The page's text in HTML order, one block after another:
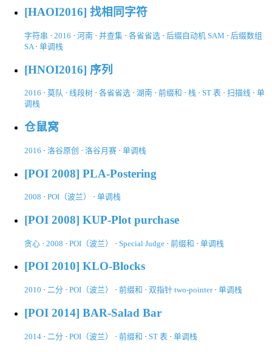
[HAOI2016] 找相同字符
字符串 · 2016 · 河南 · 并查集 · 各省省选 · 后缀自动机 SAM · 后缀数组
SA· 单调栈
[HNOI2016] 序列
2016 · 莫队 · 线段树 · 各省省选 · 湖南 · 前缀和 · 栈 · ST 表 · 扫描线 · 单
调栈
仓鼠窝
2016 · 洛谷原创 · 洛谷月赛 · 单调栈
[POI 2008] PLA-Postering
2008 · POI（波兰） · 单调栈
[POI 2008] KUP-Plot purchase
贪心 · 2008 · POI（波兰） · Special Judge · 前缀和 · 单调栈
[POI 2010] KLO-Blocks
2010 · 二分 · POI（波兰） · 前缀和 · 双指针 two-pointer· 单调栈
[POI 2014] BAR-Salad Bar
2014 · 二分 · POI（波兰） · 前缀和 · ST 表 · 单调栈